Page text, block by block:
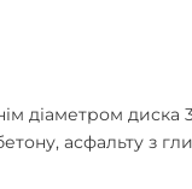
діаметром
асфальту з